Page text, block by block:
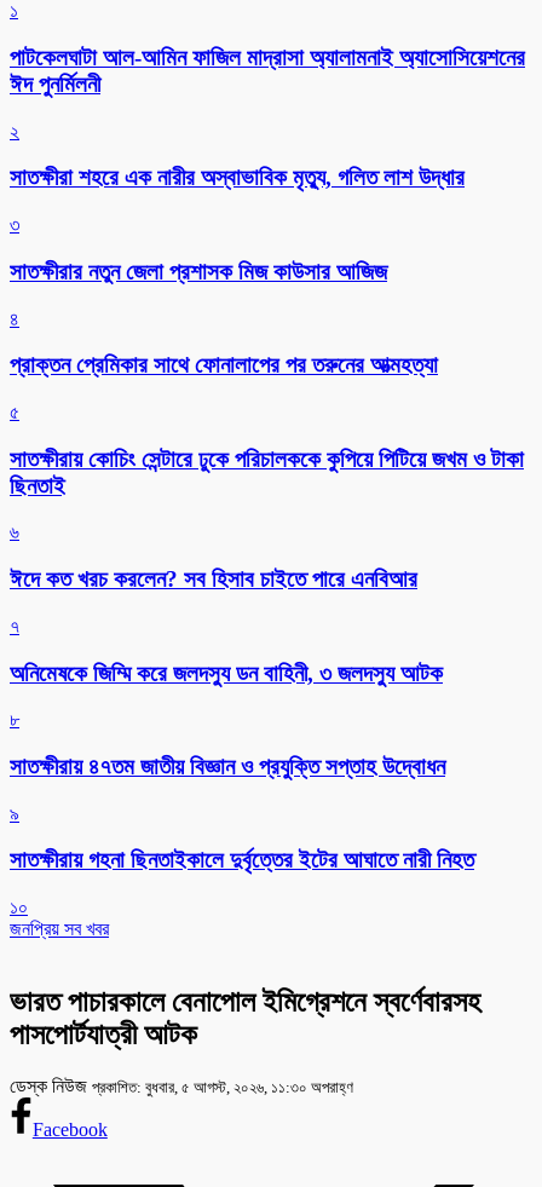
১
পাটকেলঘাটা আল-আমিন ফাজিল মাদ্রাসা অ্যালামনাই অ্যাসোসিয়েশনের
ঈদ পুনর্মিলনী
২
সাতক্ষীরা শহরে এক নারীর অস্বাভাবিক মৃত্যু, গলিত লাশ উদ্ধার
৩
সাতক্ষীরার নতুন জেলা প্রশাসক মিজ কাউসার আজিজ
৪
প্রাক্তন প্রেমিকার সাথে ফোনালাপের পর তরুনের আত্মহত্যা
৫
সাতক্ষীরায় কোচিং সেন্টারে ঢুকে পরিচালককে কুপিয়ে পিটিয়ে জখম ও টাকা
ছিনতাই
৬
ঈদে কত খরচ করলেন? সব হিসাব চাইতে পারে এনবিআর
৭
অনিমেষকে জিম্মি করে জলদস্যু ডন বাহিনী, ৩ জলদস্যু আটক
৮
সাতক্ষীরায় ৪৭তম জাতীয় বিজ্ঞান ও প্রযুক্তি সপ্তাহ উদ্বোধন
৯
সাতক্ষীরায় গহনা ছিনতাইকালে দুর্বৃত্তের ইটের আঘাতে নারী নিহত
১০
জনপ্রিয় সব খবর
ভারত পাচারকালে বেনাপোল ইমিগ্রেশনে স্বর্ণেবারসহ
পাসপোর্টযাত্রী আটক
ডেস্ক নিউজ প্রকাশিত: বুধবার, ৫ আগস্ট, ২০২৬, ১১:৩০ অপরাহ্ণ
Facebook